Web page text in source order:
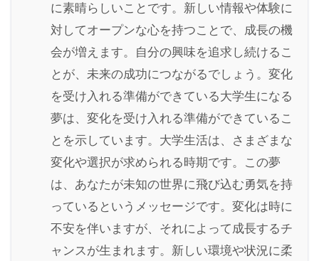
に素晴らしいことです。新しい情報や体験に
対してオープンな心を持つことで、成長の機
会が増えます。自分の興味を追求し続けるこ
とが、未来の成功につながるでしょう。変化
を受け入れる準備ができている大学生になる
夢は、変化を受け入れる準備ができているこ
とを示しています。大学生活は、さまざまな
変化や選択が求められる時期です。この夢
は、あなたが未知の世界に飛び込む勇気を持
っているというメッセージです。変化は時に
不安を伴いますが、それによって成長するチ
ャンスが生まれます。新しい環境や状況に柔